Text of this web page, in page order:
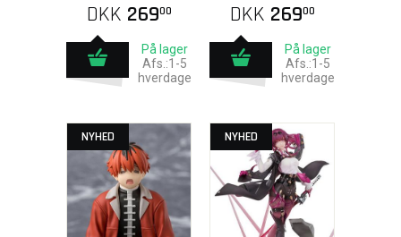
DKK 26900
På lager
Afs.:1-5
hverdage
DKK 26900
På lager
Afs.:1-5
hverdage
NYHED NYHED